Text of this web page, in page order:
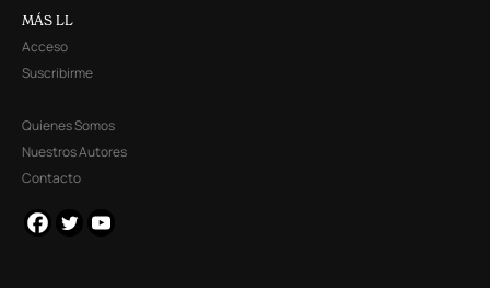
MÁS LL
Acceso
Suscribirme
Quienes Somos
Nuestros Autores
Contacto